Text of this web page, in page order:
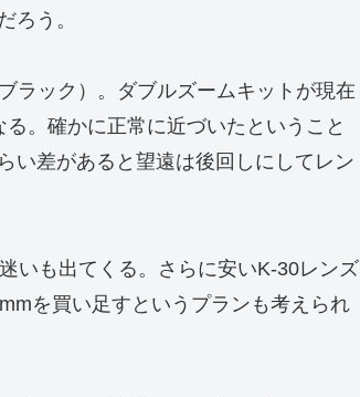
ろう。
ラック）。ダブルズームキットが現在
。確かに正常に近づいたということ
い差があると望遠は後回しにしてレン
いも出てくる。さらに安いK-30レンズ
を買い足すというプランも考えられ